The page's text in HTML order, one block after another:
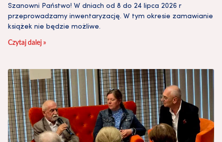
Szanowni Państwo! W dniach od 8 do 24 lipca 2026 r
przeprowadzamy inwentaryzację. W tym okresie zamawianie
książek nie będzie możliwe.
Czytaj dalej »